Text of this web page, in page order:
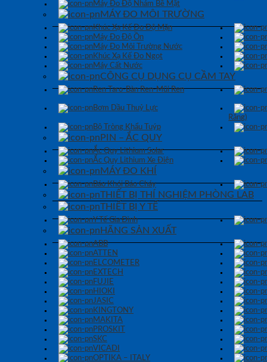
Máy Đo Độ Nhám Bề Mặt
MÁY ĐO MÔI TRƯỜNG
Khúc Xạ Kế Đo Độ Mặn
Máy Đo Độ Ồn
Máy Đo Môi Trường Nước
Khúc Xạ Kế Đo Ngọt
Máy Cất Nước
CÔNG CỤ DỤNG CỤ CẦM TAY
Ren Taro-Bàn Ren-Mũi Ren
Bơm Dầu Thuỷ Lực
Răng)
Bộ Tròng Khẩu Tuýp
PIN – ẮC QUY
Ắc Quy Lithium Solar
Ắc Quy Lithium Xe Điện
MÁY ĐO KHÍ
Báo Khói Báo Cháy
THIẾT BỊ THÍ NGHIỆM PHÒNG LAB
THIẾT BỊ Y TẾ
Y Tế Gia Đình
HÃNG SẢN XUẤT
ABB
ATTEN
ELCOMETER
EXTECH
FUJIE
HIOKI
JASIC
KINGTONY
MAKITA
PROSKIT
SKC
VICADI
OPTIKA – ITALY